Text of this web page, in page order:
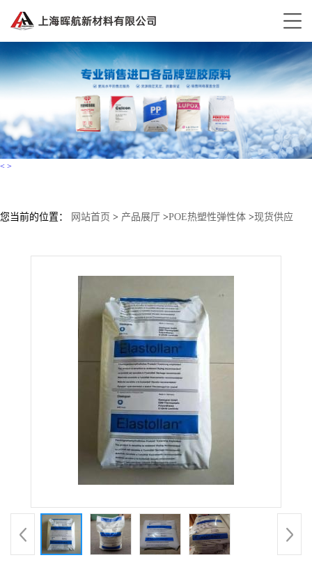
< >
您当前的位置： 网站首页 > 产品展厅 >POE热塑性弹性体 >现货供应